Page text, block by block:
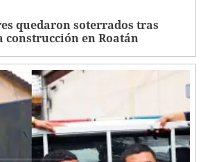
quedaron soterrados tras
construcción en Roatán